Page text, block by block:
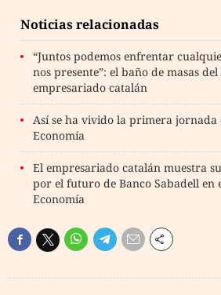
Noticias relacionadas
“Juntos podemos enfrentar
nos presente”: el baño de masas del
empresariado catalán
Así se ha vivido la primera jornada
Economía
El empresariado catalán muestra
por el futuro de Banco Sabadell en
Economía